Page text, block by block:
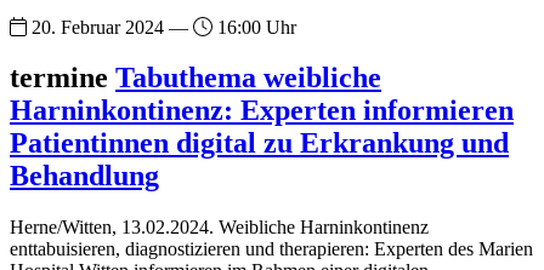
20. Februar 2024 —
16:00 Uhr
termine Tabuthema weibliche
Harninkontinenz: Experten informieren
Patientinnen digital zu Erkrankung und
Behandlung
Herne/Witten, 13.02.2024. Weibliche Harninkontinenz
enttabuisieren, diagnostizieren und therapieren: Experten des Marien